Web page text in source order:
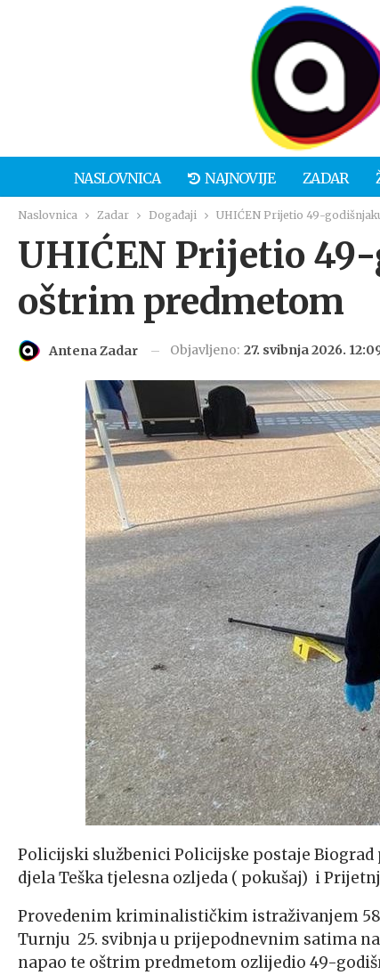
NASLOVNICA NAJNOVIJE ZADAR
Naslovnica Zadar Događaji UHIĆEN Prijetio 49-
UHIĆEN Prijetio
oštrim predmetom
Antena Zadar Objavljeno: 27. svibnja 2026.
Policijski službenici Policijske postaje
djela Teška tjelesna ozljeda ( pokušaj) i
Provedenim kriminalističkim istraživanjem
Turnju 25. svibnja u prijepodnevnim satima
napao te oštrim predmetom ozlijedio 49-